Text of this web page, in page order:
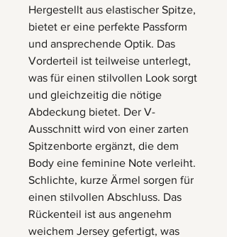
Hergestellt aus elastischer Spitze,
bietet er eine perfekte Passform
und ansprechende Optik. Das
Vorderteil ist teilweise unterlegt,
was für einen stilvollen Look sorgt
und gleichzeitig die nötige
Abdeckung bietet. Der V-
Ausschnitt wird von einer zarten
Spitzenborte ergänzt, die dem
Body eine feminine Note verleiht.
Schlichte, kurze Ärmel sorgen für
einen stilvollen Abschluss. Das
Rückenteil ist aus angenehm
weichem Jersey gefertigt, was